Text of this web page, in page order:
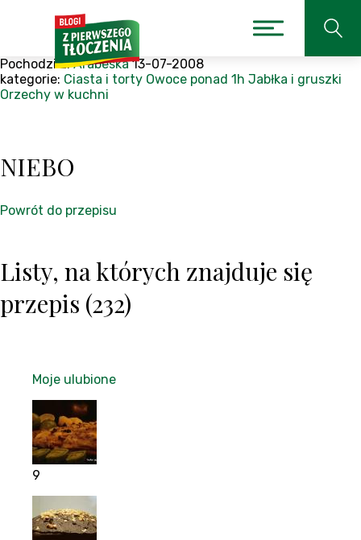
Pochodzi z:Arabeska 13-07-2008
kategorie: Ciasta i torty Owoce ponad 1h Jabłka i gruszki
Orzechy w kuchni
NIEBO
Powrót do przepisu
Listy, na których znajduje się
przepis (232)
Moje ulubione
9